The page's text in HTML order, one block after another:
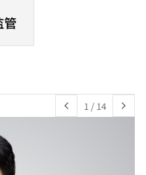
管
1 / 14